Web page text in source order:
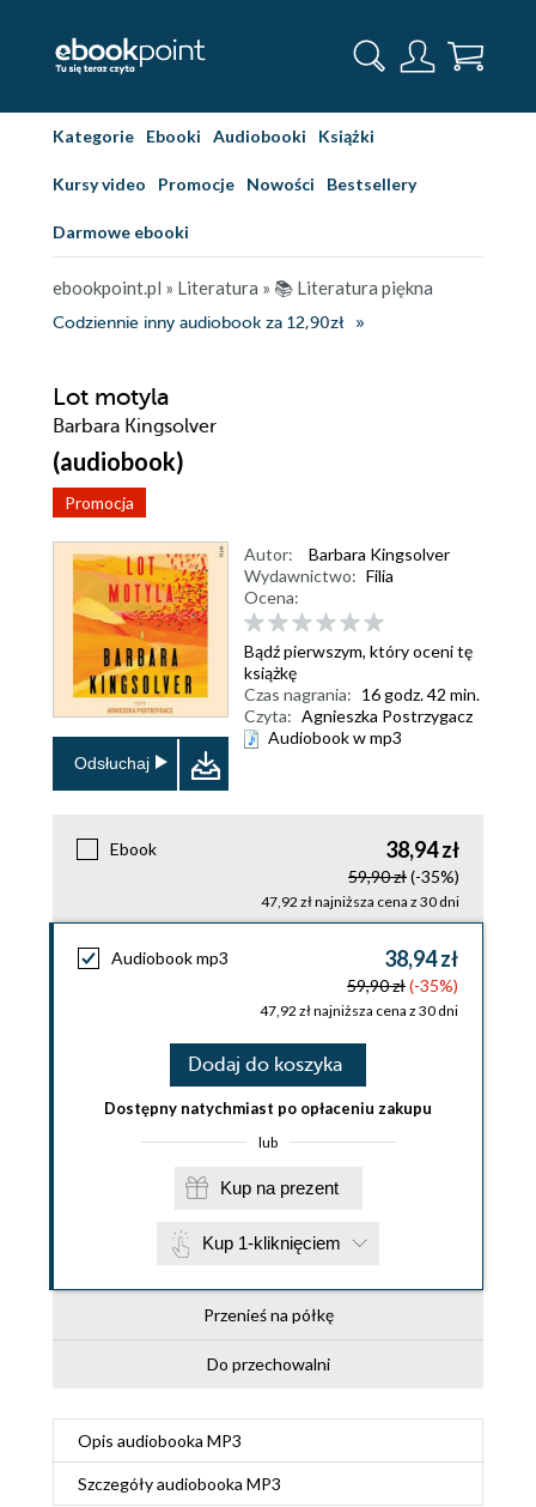
Kategorie Ebooki Audiobooki Książki
Kursy video Promocje Nowości Bestsellery
Darmowe ebooki
ebookpoint.pl » Literatura » 📚 Literatura piękna
Codziennie inny audiobook za 12,90zł
Lot motyla
Barbara Kingsolver
(audiobook)
Promocja
Odsłuchaj
Autor:
Barbara Kingsolver
Wydawnictwo: Filia
Ocena:
Bądź pierwszym, który oceni tę
książkę
Czas nagrania: 16 godz. 42 min.
Czyta: Agnieszka Postrzygacz
Audiobook w mp3
Ebook 38,94 zł
59,90 zł(-35%)
47,92 zł najniższa cena z 30 dni
Audiobook mp3 38,94 zł
59,90 zł(-35%)
47,92 zł najniższa cena z 30 dni
Dodaj do koszyka
Dostępny natychmiast po opłaceniu zakupu
lub
Kup na prezent
Kup 1-kliknięciem
Przenieś na półkę
Do przechowalni
Opis audiobooka MP3
Szczegółyaudiobooka MP3